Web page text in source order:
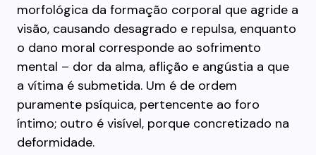
morfológica da formação corporal que agride a
visão, causando desagrado e repulsa, enquanto
o dano moral corresponde ao sofrimento
mental – dor da alma, aflição e angústia a que
a vítima é submetida. Um é de ordem
puramente psíquica, pertencente ao foro
íntimo; outro é visível, porque concretizado na
deformidade.